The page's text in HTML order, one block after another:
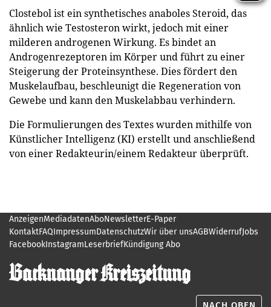
Clostebol ist ein synthetisches anaboles Steroid, das
ähnlich wie Testosteron wirkt, jedoch mit einer
milderen androgenen Wirkung. Es bindet an
Androgenrezeptoren im Körper und führt zu einer
Steigerung der Proteinsynthese. Dies fördert den
Muskelaufbau, beschleunigt die Regeneration von
Gewebe und kann den Muskelabbau verhindern.
Die Formulierungen des Textes wurden mithilfe von
Künstlicher Intelligenz (KI) erstellt und anschließend
von einer Redakteurin/einem Redakteur überprüft.
AnzeigenMediadatenAboNewsletterE-Paper
KontaktFAQImpressumDatenschutzWir über unsAGBWiderrufJobs
FacebookInstagramLeserbriefKündigung Abo